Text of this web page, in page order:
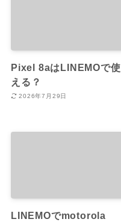
Pixel 8aはLINEMOで使
える？
2026年7月29日
LINEMOでmotorola